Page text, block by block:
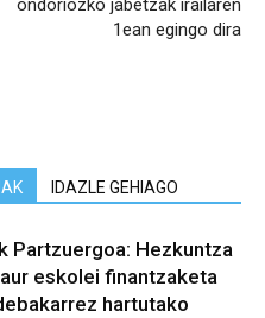
ondoriozko jabetzak irailaren
1ean egingo dira
IDAZLE GEHIAGO
Partzuergoa: Hezkuntza
eskolei finantzaketa
hartutako